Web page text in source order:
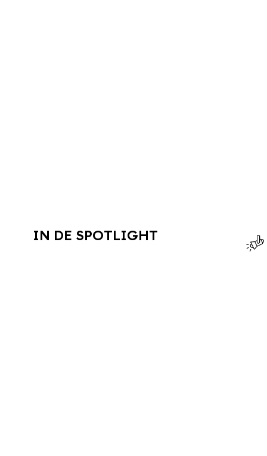
IN DE SPOTLIGHT